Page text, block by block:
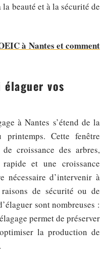
beauté et à la sécurité de
à Nantes et comment
vos
à Nantes s’étend de la
Cette fenêtre
croissance des arbres,
et une croissance
nécessaire d’intervenir à
de sécurité ou de
sont nombreuses :
permet de préserver
la production de